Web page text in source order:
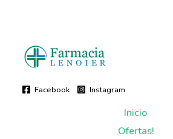
Facebook Instagram
Inicio
Ofertas!